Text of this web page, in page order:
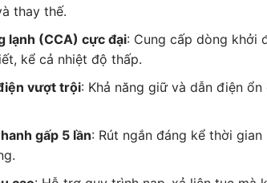
thay thế.
lạnh (CCA) cực đại: Cung cấp dòng khởi
kể cả nhiệt độ thấp.
vượt trội: Khả năng giữ và dẫn điện
gấp 5 lần: Rút ngắn đáng kể thời